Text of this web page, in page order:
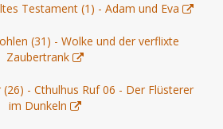
Testament (1) - Adam und Eva
(31) - Wolke und der verflixte
Zaubertrank
- Cthulhus Ruf 06 - Der Flüsterer
im Dunkeln